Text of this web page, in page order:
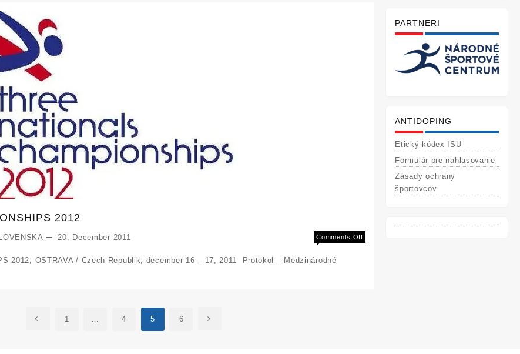
2012
20. December 2011 Comments Offon
2012, OSTRAVA / Czech Republik, december 16 – 17, 2011 Protokol – Medzinárodné
1 4 5 6
PARTNERI
ANTIDOPING
Etický kódex ISU
Formulár pre nahlasovanie
Zásady ochrany
športovcov